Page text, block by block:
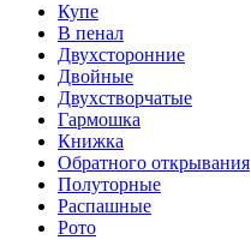
Купе
В пенал
Двухсторонние
Двойные
Двухстворчатые
Гармошка
Книжка
Обратного открывания
Полуторные
Распашные
Рото